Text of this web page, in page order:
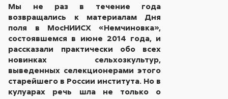
Мы не раз в течение года
возвращались к материалам Дня
поля в МосНИИСХ «Немчиновка»,
состоявшемся в июне 2014 года, и
рассказали практически обо всех
новинках сельхозкультур,
выведенных селекционерами этого
старейшего в России института. Но в
кулуарах речь шла не только о